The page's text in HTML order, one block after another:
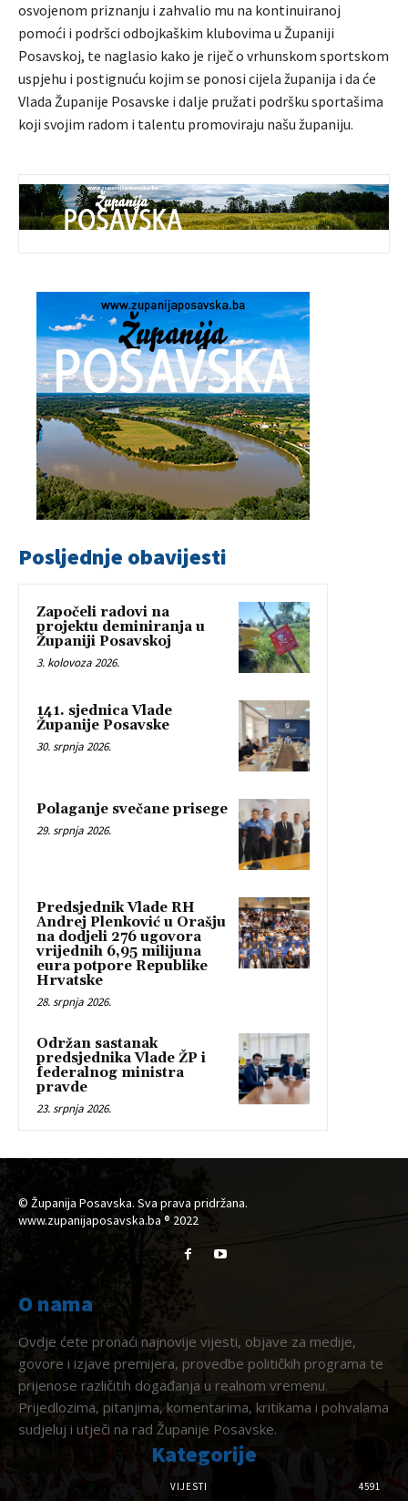
osvojenom priznanju i zahvalio mu na kontinuiranoj
pomoći i podršci odbojkaškim klubovima u Županiji
Posavskoj, te naglasio kako je riječ o vrhunskom sportskom
uspjehu i postignuću kojim se ponosi cijela županija i da će
Vlada Županije Posavske i dalje pružati podršku sportašima
koji svojim radom i talentu promoviraju našu županiju.
Posljednje obavijesti
Započeli radovi na
projektu deminiranja u
Županiji Posavskoj
3. kolovoza 2026.
141. sjednica Vlade
Županije Posavske
30. srpnja 2026.
Polaganje svečane prisege
29. srpnja 2026.
Predsjednik Vlade RH
Andrej Plenković u Orašju
na dodjeli 276 ugovora
vrijednih 6,95 milijuna
eura potpore Republike
Hrvatske
28. srpnja 2026.
Održan sastanak
predsjednika Vlade ŽP i
federalnog ministra
pravde
23. srpnja 2026.
© Županija Posavska. Sva prava pridržana.
www.zupanijaposavska.ba ® 2022
O nama
Ovdje ćete pronaći najnovije vijesti, objave za medije,
govore i izjave premijera, provedbe političkih programa te
prijenose različitih događanja u realnom vremenu.
Prijedlozima, pitanjima, komentarima, kritikama i pohvalama
sudjeluj i utječi na rad Županije Posavske.
Kategorije
VIJESTI 4591